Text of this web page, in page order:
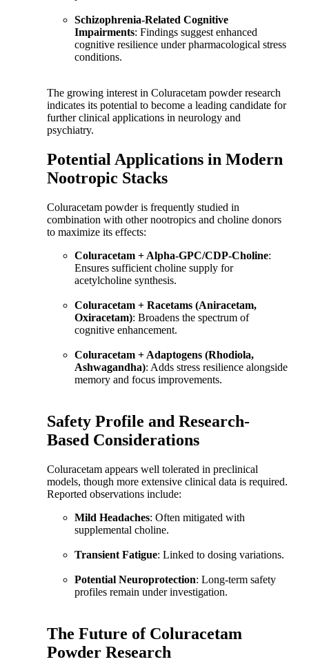
Schizophrenia-Related Cognitive
Impairments: Findings suggest enhanced
cognitive resilience under pharmacological stress
conditions.
The growing interest in Coluracetam powder research
indicates its potential to become a leading candidate for
further clinical applications in neurology and
psychiatry.
Potential Applications in Modern
Nootropic Stacks
Coluracetam powder is frequently studied in
combination with other nootropics and choline donors
to maximize its effects:
Coluracetam + Alpha-GPC/CDP-Choline:
Ensures sufficient choline supply for
acetylcholine synthesis.
Coluracetam + Racetams (Aniracetam,
Oxiracetam): Broadens the spectrum of
cognitive enhancement.
Coluracetam + Adaptogens (Rhodiola,
Ashwagandha): Adds stress resilience alongside
memory and focus improvements.
Safety Profile and Research-
Based Considerations
Coluracetam appears well tolerated in preclinical
models, though more extensive clinical data is required.
Reported observations include:
Mild Headaches: Often mitigated with
supplemental choline.
Transient Fatigue: Linked to dosing variations.
Potential Neuroprotection: Long-term safety
profiles remain under investigation.
The Future of Coluracetam
Powder Research